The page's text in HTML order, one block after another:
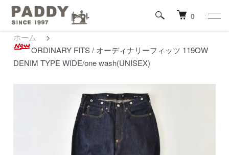
0
ホーム
>
ORDINARY FITS / オーディナリーフィッツ 119OW
DENIM TYPE WIDE/one wash(UNISEX)